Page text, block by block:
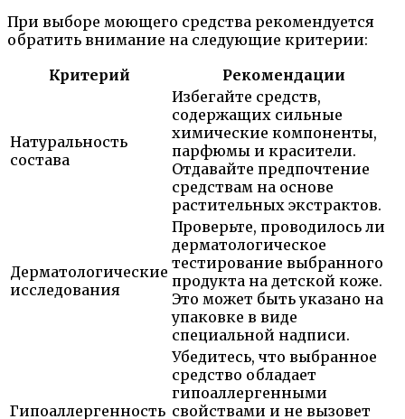
При выборе моющего средства рекомендуется
обратить внимание на следующие критерии:
Критерий
Рекомендации
Натуральность
состава
Избегайте средств,
содержащих сильные
химические компоненты,
парфюмы и красители.
Отдавайте предпочтение
средствам на основе
растительных экстрактов.
Дерматологические
исследования
Проверьте, проводилось ли
дерматологическое
тестирование выбранного
продукта на детской коже.
Это может быть указано на
упаковке в виде
специальной надписи.
Гипоаллергенность
Убедитесь, что выбранное
средство обладает
гипоаллергенными
свойствами и не вызовет